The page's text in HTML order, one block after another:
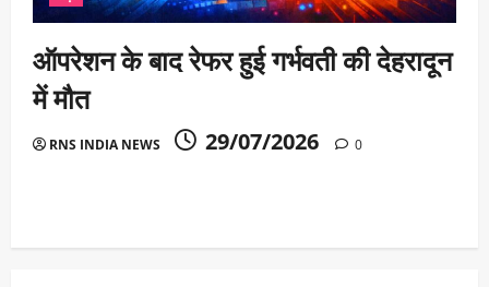
ऑपरेशन के बाद रेफर हुई गर्भवती की देहरादून
में मौत
RNS INDIA NEWS 29/07/2026 0